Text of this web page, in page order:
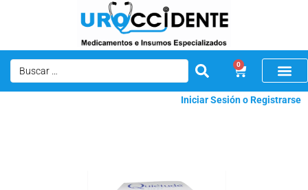
0
Iniciar Sesión o Registrarse